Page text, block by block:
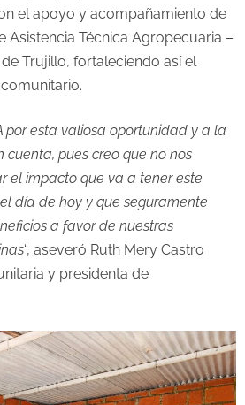
el apoyo y acompañamiento de
Asistencia Técnica Agropecuaria –
Trujillo, fortaleciendo así el
por esta valiosa oportunidad y a la
cuenta, pues creo que no nos
el impacto que va a tener este
día de hoy y que seguramente
a favor de nuestras
“, aseveró Ruth Mery Castro
y presidenta de